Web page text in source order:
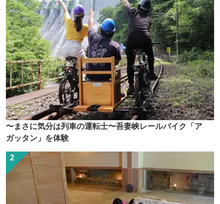
〜まさに気分は列車の運転士〜吾妻峡レールバイク「ア
ガッタン」を体験